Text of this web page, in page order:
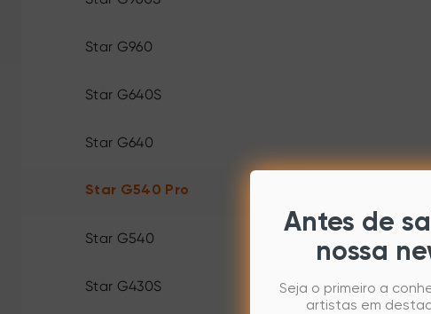
Star G960
Star G640S
Star G640
Star G540 Pro
Star G540
Star G430S
Antes de
nossa
Seja o primeiro a
artistas em